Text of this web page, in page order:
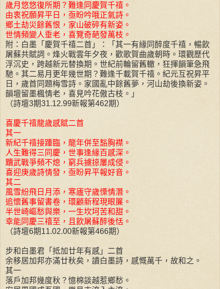
歲月悠悠復所期？難逢同慶賀千禧。
由衷祝願昇平日，亟盼吟哦正氣詩。
鄉土劫災餘舊恨，家山破碎有新姿。
世情頻變人垂老，喜覽奇葩發萬枝。
附：白墨「慶賀千禧二首」：「其一有緣同醉度千禧，暢飲
屠蘇共賦詞。烽火戰雲年夕夜，歡歌賀曲歲朝時。環觀歷代
浮沉史，跨越新元替換期。世紀前輪留舊轍，狂揮韻筆急飛
馳。其二易月更年幾世期？難逢千載賀千禧。紀元互祝昇平
日，歲首同題梅雪詩。家國亂中餘舊夢，河山劫後換新姿。
韻壇留墨楓情老，喜見吟花傲古枝。」
（詩壇3期31.12.99新報第462期）
喜慶千禧龍歲感賦二首
其一
新紀千禧接踵臨，龍年併至豁胸襟。
人生難得三同慶，世事逢緣百感深。
黷武戰爭頻不熄，窮兵擄掠屢成侵。
喜迎庚歲詩情發，亟盼昇平報好音。
其二
風雪紛飛日月添，寒廬守歲慄情潛。
追懷舊事留書卷，環顧新程現眼簾。
半世崎嶇愁與樂，一生坎坷苦和甜。
幸能同慶三禧至，且飲屠蘇醉後恬。
（詩壇6期11.02.00新報第466期）
步和白墨君「抵加廿年有感」二首
余移居加邦亦滿廿秋矣，讀白墨詩，感慨萬千，故和之。
其一
落戶加邦幾度秋？憶棉談越惹鄉愁。